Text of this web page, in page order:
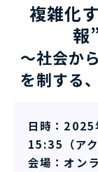
複雑化
報
～社会か
を制する
日時：
15:35（ア
会場：オン